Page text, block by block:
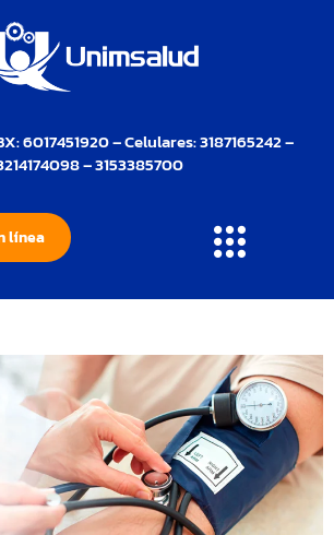
6017451920 – Celulares: 3187165242 –
– 3153385700
línea